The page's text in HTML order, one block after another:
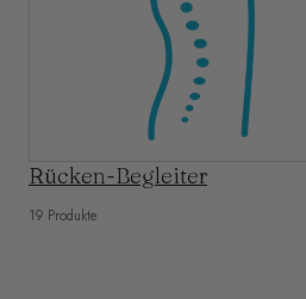
Rücken-Begleiter
19 Produkte